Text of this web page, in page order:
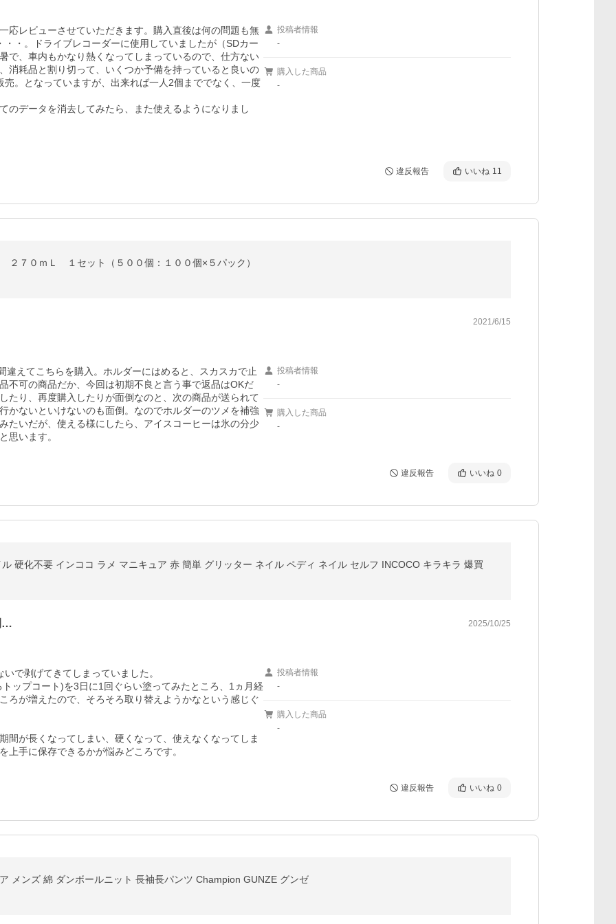
応レビューさせていただきます。購入直後は何の問題も無
・。ドライブレコーダーに使用していましたが（SDカー
で、車内もかなり熱くなってしまっているので、仕方ない
消耗品と割り切って、いくつか予備を持っていると良いの
。となっていますが、出来れば一人2個まででなく、一度
のデータを消去してみたら、また使えるようになりまし
投稿者情報
-
購入した商品
-
違反報告 いいね 11
７０ｍＬ １セット（５００個：１００個×５パック）
2021/6/15
えてこちらを購入。ホルダーにはめると、スカスカで止
不可の商品だか、今回は初期不良と言う事で返品はOKだ
たり、再度購入したりが面倒なのと、次の商品が送られて
かないといけないのも面倒。なのでホルダーのツメを補強
たいだが、使える様にしたら、アイスコーヒーは氷の分少
思います。
投稿者情報
-
購入した商品
-
違反報告 いいね 0
硬化不要 インココ ラメ マニキュア 赤 簡単 グリッター ネイル ペディ ネイル セルフ INCOCO キラキラ 爆買
… 2025/10/25
で剥げてきてしまっていました。
ップコート)を3日に1回ぐらい塗ってみたところ、1ヵ月経
ろが増えたので、そろそろ取り替えようかなという感じぐ
間が長くなってしまい、硬くなって、使えなくなってしま
上手に保存できるかが悩みどころです。
投稿者情報
-
購入した商品
-
違反報告 いいね 0
メンズ 綿 ダンボールニット 長袖長パンツ Champion GUNZE グンゼ